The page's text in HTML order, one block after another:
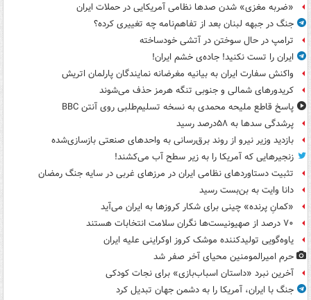
«ضربه مغزی» شدن صدها نظامی آمریکایی در حملات ایران
جنگ در جبهه لبنان بعد از تفاهم‌نامه چه تغییری کرده؟
ترامپ در حال سوختن در آتشی خودساخته
ایران را تست نکنید! جاده‌ی خشم ایران!
واکنش سفارت ایران به بیانیه مغرضانه نمایندگان پارلمان اتریش
کریدورهای شمالی و جنوبی تنگه هرمز حذف می‌شوند
پاسخ قاطع ملیحه محمدی به نسخه تسلیم‌طلبی روی آنتن BBC
پرشدگی سدها به ۵۸درصد رسید
بازدید وزیر نیرو از روند برق‌رسانی به واحدهای صنعتی بازسازی‌شده
زنجیرهایی که آمریکا را به زیر سطح آب می‌کشند!
تثبیت دستاوردهای نظامی ایران در مرزهای غربی در سایه جنگ رمضان
دانا وایت به بن‌بست رسید
«کمانِ پرنده» چینی برای شکار کروزها به ایران می‌آید
۷۰ درصد از صهیونیست‌ها نگران سلامت انتخابات هستند
یاوه‌گویی تولیدکننده موشک کروز اوکراینی علیه ایران
حرم امیرالمومنین محیای آخر صفر شد
آخرین نبرد «داستان اسباب‌بازی» برای نجات کودکی
جنگ با ایران، آمریکا را به دشمن جهان تبدیل کرد